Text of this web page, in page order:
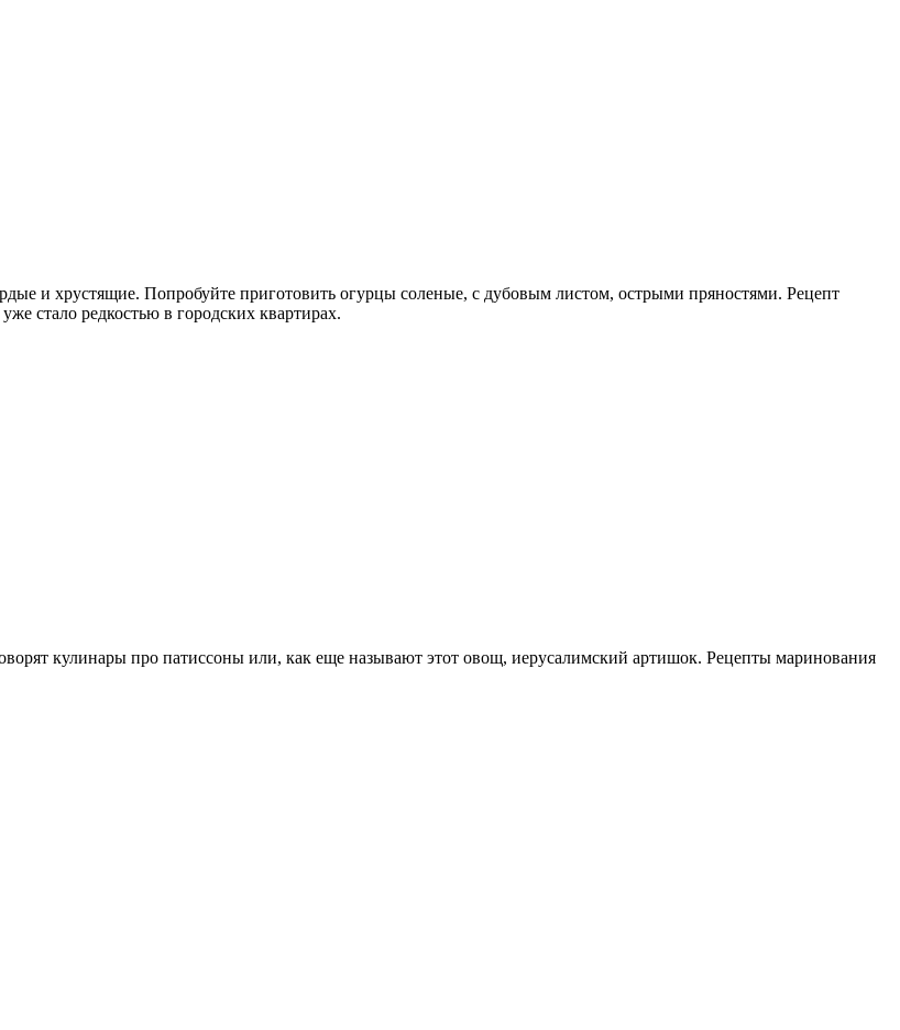
и хрустящие. Попробуйте приготовить огурцы соленые, с дубовым листом, острыми пряностями. Рецепт
стало редкостью в городских квартирах.
кулинары про патиссоны или, как еще называют этот овощ, иерусалимский артишок. Рецепты маринования